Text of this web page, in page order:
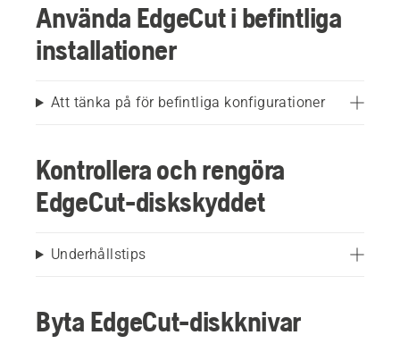
Använda EdgeCut i befintliga
installationer
Att tänka på för befintliga konfigurationer
Kontrollera och rengöra
EdgeCut-diskskyddet
Underhållstips
Byta EdgeCut-diskknivar